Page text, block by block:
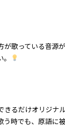
が歌っている音源
きるだけオリジナ
う時でも、原語に